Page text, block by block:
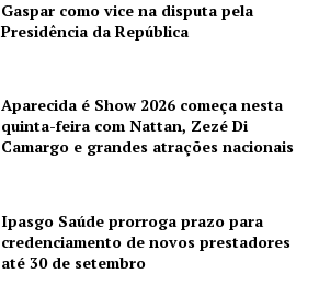
Gaspar como vice na disputa pela
Presidência da República
Aparecida é Show 2026 começa nesta
quinta-feira com Nattan, Zezé Di
Camargo e grandes atrações nacionais
Ipasgo Saúde prorroga prazo para
credenciamento de novos prestadores
até 30 de setembro